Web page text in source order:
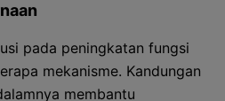
pada peningkatan fungsi
mekanisme. Kandungan
membantu